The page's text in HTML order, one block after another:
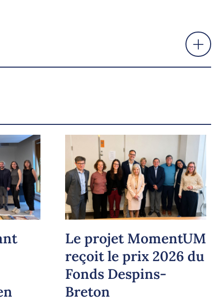
Le projet MomentUM
reçoit le prix 2026 du
Fonds Despins-
Breton